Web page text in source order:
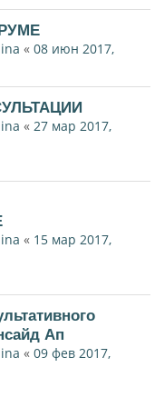
« 08 июн 2017,
« 27 мар 2017,
« 15 мар 2017,
Ап
« 09 фев 2017,